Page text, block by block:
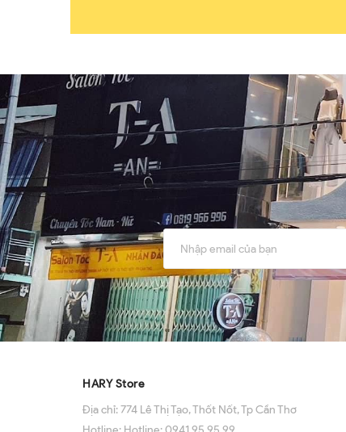
HARY Store
Địa chỉ:774 Lê Thị Tạo, Thốt Nốt, Tp Cần Thơ